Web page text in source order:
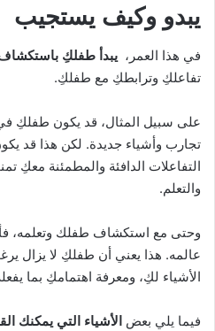
يبدو وكيف يستجيب
في هذا العمر، يبدأ طفلكِ
تفاعلكِ وترابطكِ مع طفلكِ.
على سبيل المثال، قد يكون طفلكِ
تجارب وأشياء جديدة. لكن هذا قد
التفاعلات الدافئة والمطمئنة معكِ
والتعلم.
وحتى مع استكشاف طفلك
عالمه. هذا يعني أن طفلكِ لا يزال
الأشياء لكِ، ومعرفة اهتمامكِ بما
فيما يلي بعض الأشياء التي يمكنك